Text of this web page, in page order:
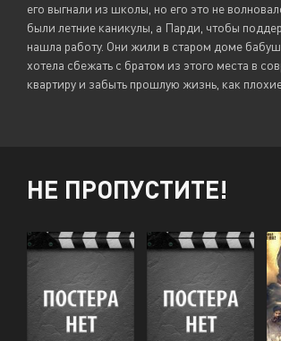
его выгнали из школы, но его это не
были летние каникулы, а Парди, чтобы
нашла работу. Они жили в старом доме
хотела сбежать с братом из этого места в
квартиру и забыть прошлую жизнь, как
НЕ ПРОПУСТИТЕ!